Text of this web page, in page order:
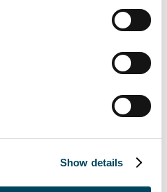
Show details
city – blev det en
det långsiktiga
att utvecklas
att utveckla andra
slutet på ett kapitel